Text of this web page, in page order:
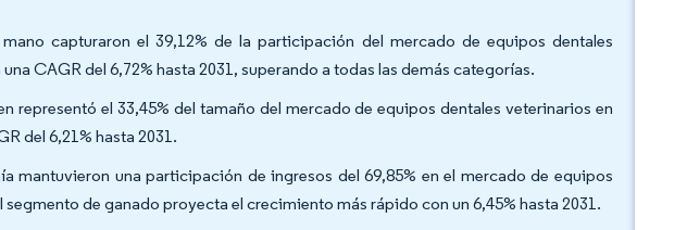
capturaron el 39,12% de la participación del mercado de equipos dentales
CAGR del 6,72% hasta 2031, superando a todas las demás categorías.
representó el 33,45% del tamaño del mercado de equipos dentales veterinarios en
del 6,21% hasta 2031.
mantuvieron una participación de ingresos del 69,85% en el mercado de equipos
de ganado proyecta el crecimiento más rápido con un 6,45% hasta 2031.